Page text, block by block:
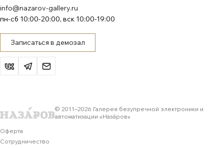
info@nazarov-gallery.ru
пн-сб 10:00-20:00, вск 10:00-19:00
Записаться в демозал
© 2011–2026 Галерея безупречной электроники и
автоматизации «Назáров»
Оферта
Сотрудничество